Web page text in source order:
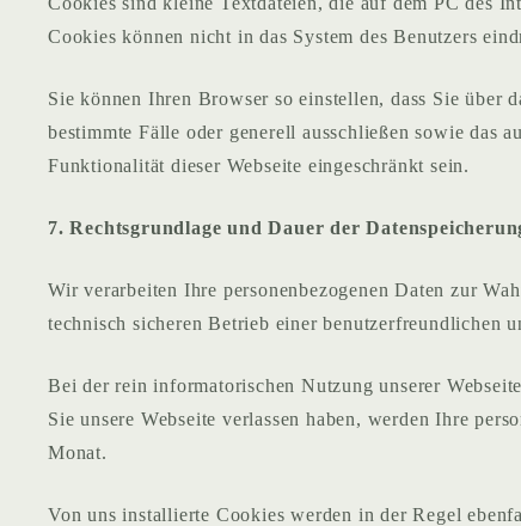
Cookies können nicht in das System des Benutzers
Sie können Ihren Browser so einstellen, dass Sie
bestimmte Fälle oder generell ausschließen sowie das
Funktionalität dieser Webseite eingeschränkt sein.
7. Rechtsgrundlage und Dauer der
Wir verarbeiten Ihre personenbezogenen Daten zur
technisch sicheren Betrieb einer benutzerfreundlichen
Bei der rein informatorischen Nutzung unserer
Sie unsere Webseite verlassen haben, werden Ihre
Monat.
Von uns installierte Cookies werden in der Regel